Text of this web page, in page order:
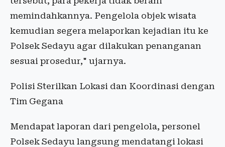
memindahkannya. Pengelola objek wisata
kemudian segera melaporkan kejadian itu ke
Polsek Sedayu agar dilakukan penanganan
sesuai prosedur," ujarnya.
Polisi Sterilkan Lokasi dan Koordinasi dengan
Tim Gegana
Mendapat laporan dari pengelola, personel
Polsek Sedayu langsung mendatangi lokasi